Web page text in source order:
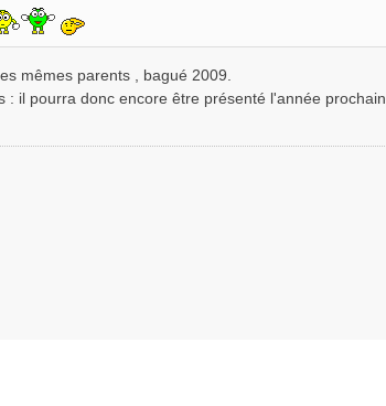
mêmes parents , bagué 2009.
: il pourra donc encore être présenté l'année